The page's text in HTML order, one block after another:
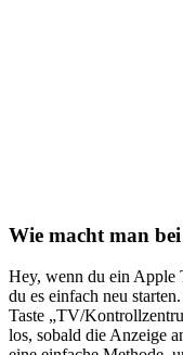
Wie macht man
Hey, wenn du ein Apple
du es einfach neu
Taste „TV/
los, sobald die Anzeige